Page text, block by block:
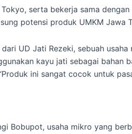
serta bekerja sama
potensi produk UMKM
UD Jati Rezeki, sebuah
kayu jati sebagai bahan
ini sangat cocok untuk
Bobupot, usaha mikro yang